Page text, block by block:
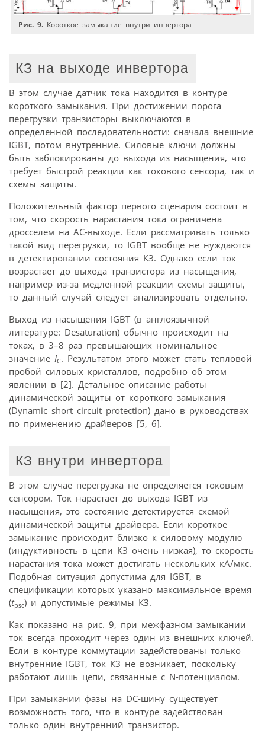
Рис. 9. Короткое замыкание внутри инвертора
КЗ на выходе инвертора
В этом случае датчик тока находится в контуре
короткого замыкания. При достижении порога
перегрузки транзисторы выключаются в
определенной последовательности: сначала внешние
IGBT, потом внутренние. Силовые ключи должны
быть заблокированы до выхода из насыщения, что
требует быстрой реакции как токового сенсора, так и
схемы защиты.
Положительный фактор первого сценария состоит в
том, что скорость нарастания тока ограничена
дросселем на АС-выходе. Если рассматривать только
такой вид перегрузки, то IGBT вообще не нуждаются
в детектировании состояния КЗ. Однако если ток
возрастает до выхода транзистора из насыщения,
например из-за медленной реакции схемы защиты,
то данный случай следует анализировать отдельно.
Выход из насыщения IGBT (в англоязычной
литературе: Desaturation) обычно происходит на
токах, в 3–8 раз превышающих номинальное
значение IC. Результатом этого может стать тепловой
пробой силовых кристаллов, подробно об этом
явлении в [2]. Детальное описание работы
динамической защиты от короткого замыкания
(Dynamic short circuit protection) дано в руководствах
по применению драйверов [5, 6].
КЗ внутри инвертора
В этом случае перегрузка не определяется токовым
сенсором. Ток нарастает до выхода IGBT из
насыщения, это состояние детектируется схемой
динамической защиты драйвера. Если короткое
замыкание происходит близко к силовому модулю
(индуктивность в цепи КЗ очень низкая), то скорость
нарастания тока может достигать нескольких кА/мкс.
Подобная ситуация допустима для IGBT, в
спецификации которых указано максимальное время
(tpsc) и допустимые режимы КЗ.
Как показано на рис. 9, при межфазном замыкании
ток всегда проходит через один из внешних ключей.
Если в контуре коммутации задействованы только
внутренние IGBT, ток КЗ не возникает, поскольку
работают лишь цепи, связанные с N-потенциалом.
При замыкании фазы на DC-шину существует
возможность того, что в контуре задействован
только один внутренний транзистор.